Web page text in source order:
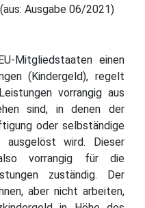
Ausgabe 06/2021)
Mitgliedstaaten einen
(Kindergeld), regelt
vorrangig aus
sind, in denen der
oder selbständige
ausgelöst wird. Dieser
vorrangig für die
zuständig. Der
aber nicht arbeiten,